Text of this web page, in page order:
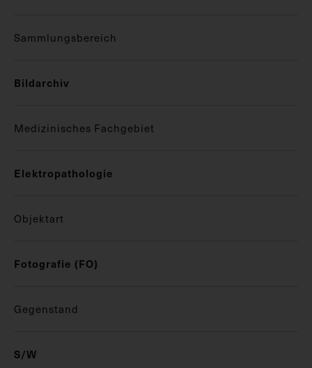
Sammlungsbereich
Bildarchiv
Medizinisches Fachgebiet
Elektropathologie
Objektart
Fotografie (FO)
Gegenstand
S/W